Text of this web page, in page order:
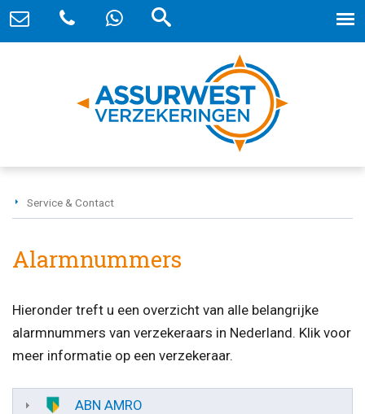
Service & Contact
Alarmnummers
Hieronder treft u een overzicht van alle belangrijke
alarmnummers van verzekeraars in Nederland. Klik voor
meer informatie op een verzekeraar.
ABN AMRO